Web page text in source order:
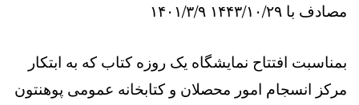
۱۴۰۱/۳/۹ مصادف با ۱۴۴۳/۱۰/۲۹
بمناسبت افتتاح نمایشگاه یک روزه کتاب که به ابتکار
مرکز انسجام امور محصلان و کتابخانه عمومی پوهنتون